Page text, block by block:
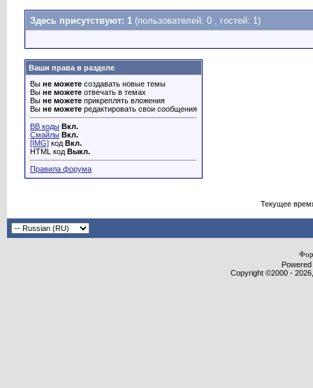
Здесь присутствуют: 1 (пользователей: 0 , гостей: 1)
Ваши права в разделе
Вы не можете создавать новые темы
Вы не можете отвечать в темах
Вы не можете прикреплять вложения
Вы не можете редактировать свои сообщения
BB коды Вкл.
Смайлы Вкл.
[IMG] код Вкл.
HTML код Выкл.
Правила форума
Текущее
Copyright ©2000 -